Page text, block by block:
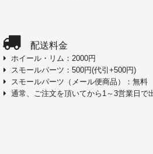
配送料金
ホイール・リム：2000円
スモールパーツ：500円(代引+500円)
スモールパーツ（メール便商品）：無料
通常、ご注文を頂いてから1～3営業日で